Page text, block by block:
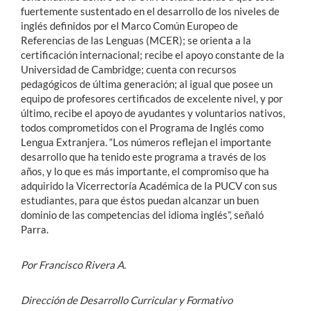
fuertemente sustentado en el desarrollo de los niveles de
inglés definidos por el Marco Común Europeo de
Referencias de las Lenguas (MCER); se orienta a la
certificación internacional; recibe el apoyo constante de la
Universidad de Cambridge; cuenta con recursos
pedagógicos de última generación; al igual que posee un
equipo de profesores certificados de excelente nivel, y por
último, recibe el apoyo de ayudantes y voluntarios nativos,
todos comprometidos con el Programa de Inglés como
Lengua Extranjera. “Los números reflejan el importante
desarrollo que ha tenido este programa a través de los
años, y lo que es más importante, el compromiso que ha
adquirido la Vicerrectoría Académica de la PUCV con sus
estudiantes, para que éstos puedan alcanzar un buen
dominio de las competencias del idioma inglés”, señaló
Parra.
Por Francisco Rivera A.
Dirección de Desarrollo Curricular y Formativo